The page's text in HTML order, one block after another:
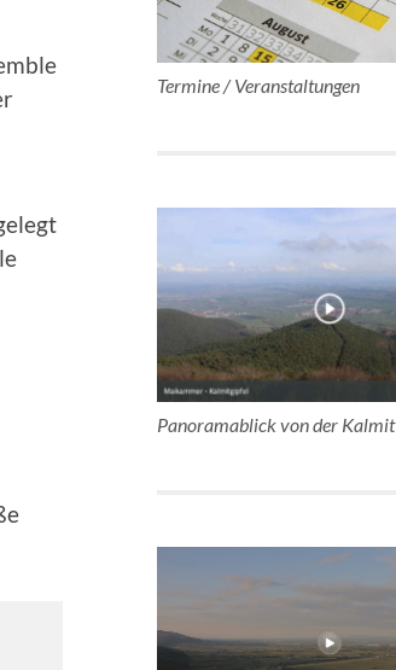
Termine / Veranstaltungen
Panoramablick von der Kalmit